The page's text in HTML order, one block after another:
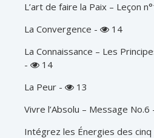
L’art de faire la Paix – Leçon
La Convergence -
14
La Connaissance – Les
-
14
La Peur -
13
Vivre l’Absolu – Message No.6
Intégrez les Énergies des cinq